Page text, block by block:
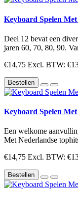
Keyboard Spelen
Deel 12 bevat een
jaren 60, 70, 80, 90.
€14,75 Excl. BTW:
Bestellen
Keyboard Spelen
Een welkome
Met Nederlandse
€14,75 Excl. BTW:
Bestellen